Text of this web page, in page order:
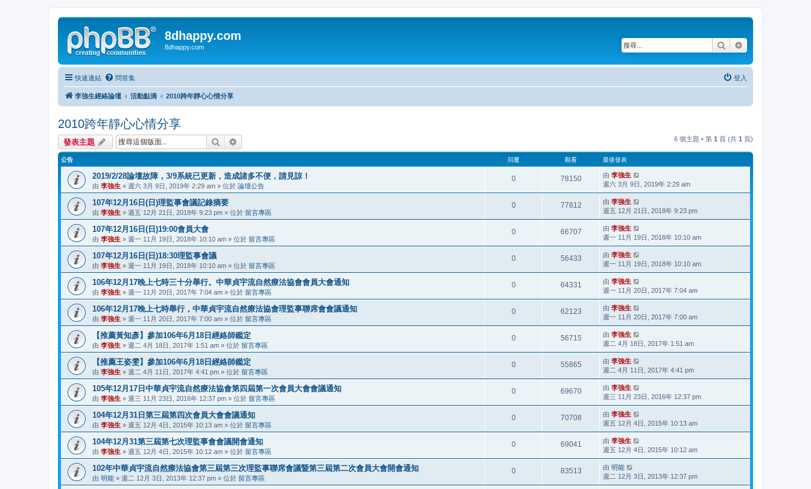
8dhappy.com
8dhappy.com 搜尋
快速連結 問答集 登入
李強生經絡論壇 活動點滴 2010跨年靜心心情分享
2010跨年靜心心情分享
發表主題 搜尋 6 個主題 • 第 1 頁 (共 1 頁)
公告 回覆 觀看 最後發表
2019/2/28論壇故障，3/9系統已更新，造成諸多不便，請見諒！
由 李強生 » 週六 3月 9日, 2019年 2:29 am » 位於 論壇公告
0 78150 由 李強生
週六 3月 9日, 2019年 2:29 am
107年12月16日(日)理監事會議記錄摘要
由 李強生 » 週五 12月 21日, 2018年 9:23 pm » 位於 留言專區
0 77812 由 李強生
週五 12月 21日, 2018年 9:23 pm
107年12月16日(日)19:00會員大會
由 李強生 » 週一 11月 19日, 2018年 10:10 am » 位於 留言專區
0 66707 由 李強生
週一 11月 19日, 2018年 10:10 am
107年12月16日(日)18:30理監事會議
由 李強生 » 週一 11月 19日, 2018年 10:10 am » 位於 留言專區
0 56433 由 李強生
週一 11月 19日, 2018年 10:10 am
106年12月17晚上七時三十分舉行。中華貞宇流自然療法協會會員大會通知
由 李強生 » 週一 11月 20日, 2017年 7:04 am » 位於 留言專區
0 64331 由 李強生
週一 11月 20日, 2017年 7:04 am
106年12月17晚上七時舉行，中華貞宇流自然療法協會理監事聯席會會議通知
由 李強生 » 週一 11月 20日, 2017年 7:00 am » 位於 留言專區
0 62123 由 李強生
週一 11月 20日, 2017年 7:00 am
【推薦黃知彥】參加106年6月18日經絡師鑑定
由 李強生 » 週二 4月 18日, 2017年 1:51 am » 位於 留言專區
0 56715 由 李強生
週二 4月 18日, 2017年 1:51 am
【推薦王姿雯】參加106年6月18日經絡師鑑定
由 李強生 » 週二 4月 11日, 2017年 4:41 pm » 位於 留言專區
0 55865 由 李強生
週二 4月 11日, 2017年 4:41 pm
105年12月17日中華貞宇流自然療法協會第四屆第一次會員大會會議通知
由 李強生 » 週三 11月 23日, 2016年 12:37 pm » 位於 留言專區
0 69670 由 李強生
週三 11月 23日, 2016年 12:37 pm
104年12月31日第三屆第四次會員大會會議通知
由 李強生 » 週五 12月 4日, 2015年 10:13 am » 位於 留言專區
0 70708 由 李強生
週五 12月 4日, 2015年 10:13 am
104年12月31第三屆第七次理監事會會議開會通知
由 李強生 » 週五 12月 4日, 2015年 10:12 am » 位於 留言專區
0 69041 由 李強生
週五 12月 4日, 2015年 10:12 am
102年中華貞宇流自然療法協會第三屆第三次理監事聯席會議暨第三屆第二次會員大會開會通知
由 明能 » 週二 12月 3日, 2013年 12:37 pm » 位於 留言專區
0 83513 由 明能
週二 12月 3日, 2013年 12:37 pm